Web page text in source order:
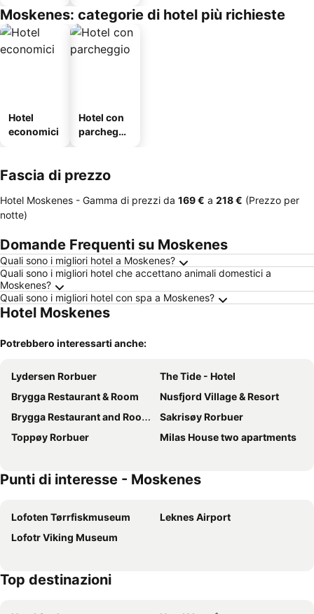
Moskenes: categorie di hotel più richieste
Hotel
economici
Hotel con
parcheggi
Fascia di prezzo
Hotel Moskenes - Gamma di prezzi da ‎169 € a ‎218 € (Prezzo per
notte)
Domande Frequenti su Moskenes
Quali sono i migliori hotel a Moskenes?
Quali sono i migliori hotel che accettano animali domestici a
Moskenes?
Quali sono i migliori hotel con spa a Moskenes?
Hotel Moskenes
Potrebbero interessarti anche:
Lydersen Rorbuer
The Tide - Hotel
Brygga Restaurant & Room
Nusfjord Village & Resort
Brygga Restaurant and Rooms
Sakrisøy Rorbuer
Toppøy Rorbuer
Milas House two apartments
Punti di interesse - Moskenes
Lofoten Tørrfiskmuseum
Leknes Airport
Lofotr Viking Museum
Top destinazioni